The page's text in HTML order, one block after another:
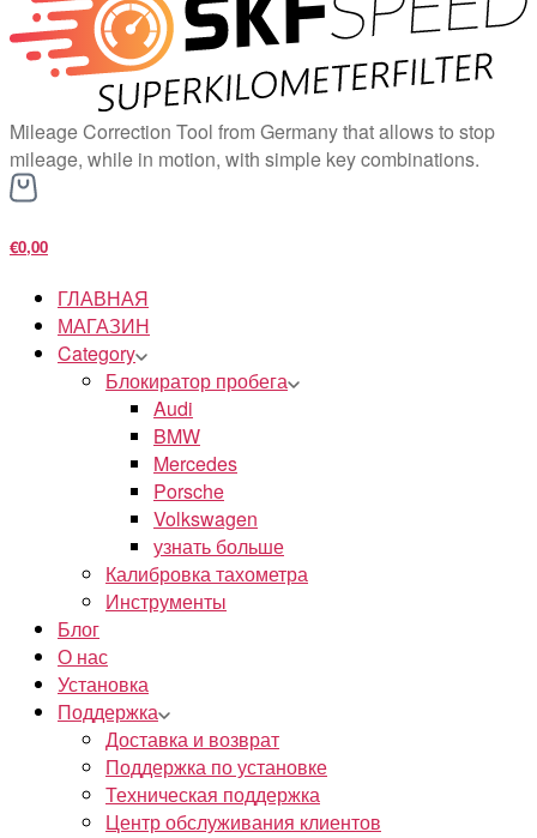
Mileage Correction Tool from Germany that allows to stop
mileage, while in motion, with simple key combinations.
€0,00
ГЛАВНАЯ
МАГАЗИН
Category
Блокиратор пробега
Audi
BMW
Mercedes
Porsche
Volkswagen
узнать больше
Калибровка тахометра
Инструменты
Блог
О нас
Установка
Поддержка
Доставка и возврат
Поддержка по установке
Техническая поддержка
Центр обслуживания клиентов